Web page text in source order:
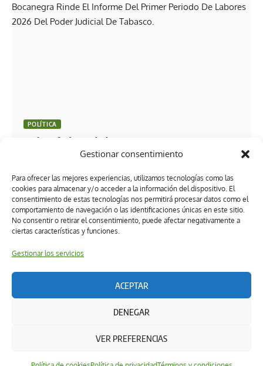
Gestionar consentimiento
Para ofrecer las mejores experiencias, utilizamos tecnologías como las
cookies para almacenar y/o acceder a la información del dispositivo. El
consentimiento de estas tecnologías nos permitirá procesar datos como el
comportamiento de navegación o las identificaciones únicas en este sitio.
No consentir o retirar el consentimiento, puede afectar negativamente a
ciertas características y funciones.
Gestionar los servicios
ACEPTAR
DENEGAR
VER PREFERENCIAS
POLÍTICA
Carlos Efraín Reséndez Bocanegra presenta
resultados del primer periodo de labores 2026 del
DERECHOS RESERVADOS 2026 Powered by: Ruta 22 Hub & Medios
Términos y condiciones
Política de privacidad
Directorio
↑